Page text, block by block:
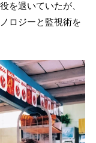
を退いていたが、
ロジーと監視術を